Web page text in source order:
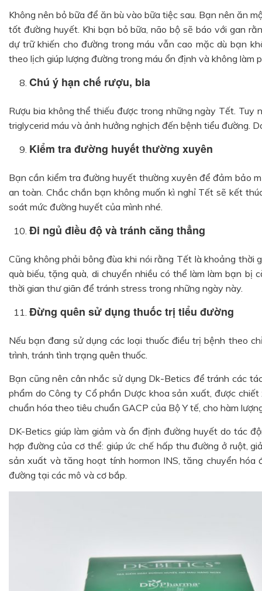
Không nên bỏ bữa để ăn bù vào bữa tiệc sau. Bạn nên ăn
tốt đường huyết. Khi bạn bỏ bữa, não bộ sẽ báo với gan
dự trữ khiến cho đường trong máu vẫn cao mặc dù bạn
theo lịch giúp lượng đường trong máu ổn định và không làm
Chú ý hạn chế rượu, bia
Rượu bia không thể thiếu được trong những ngày Tết. Tuy
triglycerid máu và ảnh hưởng nghịch đến bệnh tiểu đường.
Kiểm tra đường huyết thường xuyên
Bạn cần kiểm tra đường huyết thường xuyên để đảm bảo
an toàn. Chắc chắn bạn không muốn kì nghỉ Tết sẽ kết
soát mức đường huyết của mình nhé.
Đi ngủ điều độ và tránh căng thẳng
Cũng không phải bông đùa khi nói rằng Tết là khoảng thời
quà biếu, tặng quà, di chuyển nhiều có thể làm làm bạn
thời gian thư giãn để tránh stress trong những ngày này.
Đừng quên sử dụng thuốc trị tiểu đường
Nếu bạn đang sử dụng các loại thuốc điều trị bệnh theo
trình, tránh tình trạng quên thuốc.
Bạn cũng nên cân nhắc sử dụng Dk-Betics để tránh các
phẩm do Công ty Cổ phần Dược khoa sản xuất, được
chuẩn hóa theo tiêu chuẩn GACP của Bộ Y tế, cho hàm
DK-Betics giúp làm giảm và ổn định đường huyết do tác
hợp đường của cơ thể: giúp ức chế hấp thu đường ở ruột,
sản xuất và tăng hoạt tính hormon INS, tăng chuyển hóa
đường tại các mô và cơ bắp.